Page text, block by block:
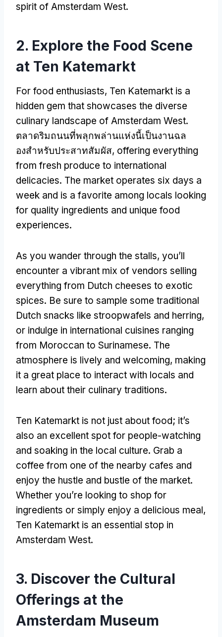
spirit of Amsterdam West.
2. Explore the Food Scene
at Ten Katemarkt
For food enthusiasts, Ten Katemarkt is a
hidden gem that showcases the diverse
culinary landscape of Amsterdam West.
ตลาดริมถนนที่พลุกพล่านแห่งนี้เป็นงานฉล
องสําหรับประสาทสัมผัส, offering everything
from fresh produce to international
delicacies. The market operates six days a
week and is a favorite among locals looking
for quality ingredients and unique food
experiences.
As you wander through the stalls, you’ll
encounter a vibrant mix of vendors selling
everything from Dutch cheeses to exotic
spices. Be sure to sample some traditional
Dutch snacks like stroopwafels and herring,
or indulge in international cuisines ranging
from Moroccan to Surinamese. The
atmosphere is lively and welcoming, making
it a great place to interact with locals and
learn about their culinary traditions.
Ten Katemarkt is not just about food; it’s
also an excellent spot for people-watching
and soaking in the local culture. Grab a
coffee from one of the nearby cafes and
enjoy the hustle and bustle of the market.
Whether you’re looking to shop for
ingredients or simply enjoy a delicious meal,
Ten Katemarkt is an essential stop in
Amsterdam West.
3. Discover the Cultural
Offerings at the
Amsterdam Museum